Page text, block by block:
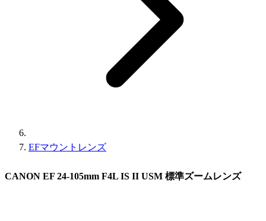
EFマウントレンズ
CANON EF 24-105mm F4L IS II USM 標準ズームレンズ